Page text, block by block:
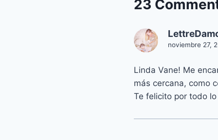
23
noviembre 27,
Linda Vane! Me
más cercana, como
Te felicito por todo